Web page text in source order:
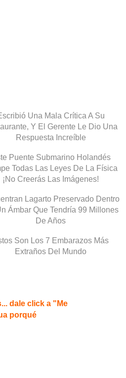
Una Mala Crítica A Su
Y El Gerente Le Dio Una
Respuesta Increíble
Puente Submarino Holandés
Todas Las Leyes De La Física
¡No Creerás Las Imágenes!
Lagarto Preservado Dentro
Ámbar Que Tendría 99 Millones
De Años
Son Los 7 Embarazos Más
Extraños Del Mundo
dale click a "Me
porqué